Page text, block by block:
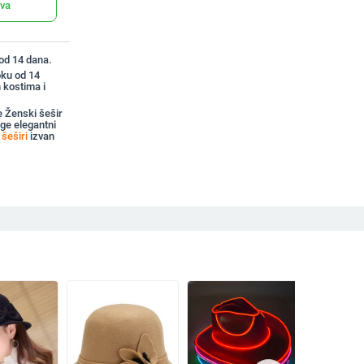
14 dana.
od 14
kostima i
Ženski šešir
elegantni
izvan